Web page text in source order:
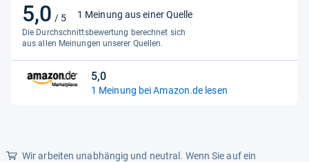
5,0 / 5
5,0
von
5
Sternen
1 Meinung aus einer Quelle
Die Durchschnittsbewertung berechnet sich
aus allen Meinungen unserer Quellen.
5,0
5,0
von
1 Meinung bei Amazon.de lesen
Wir arbeiten unabhängig und neutral. Wenn Sie auf ein